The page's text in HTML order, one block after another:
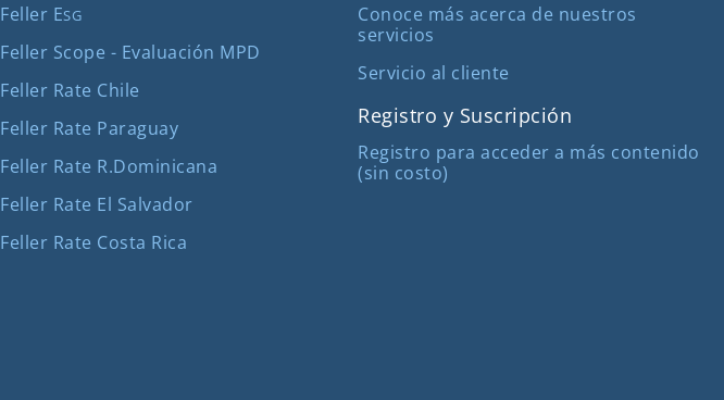
Feller ESG
Feller Scope - Evaluación MPD
Feller Rate Chile
Feller Rate Paraguay
Feller Rate R.Dominicana
Feller Rate El Salvador
Feller Rate Costa Rica
Conoce más acerca de nuestros
servicios
Servicio al cliente
Registro y Suscripción
Registro para acceder a más contenido
(sin costo)